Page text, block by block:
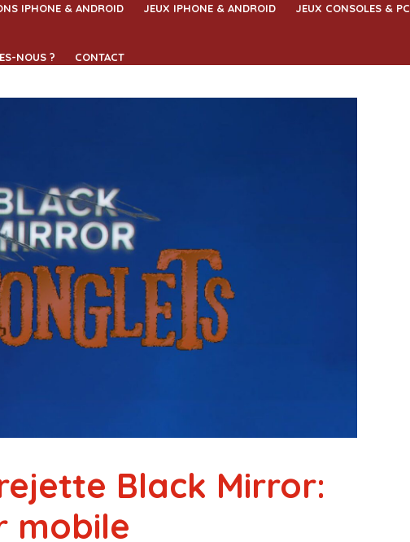
IPHONE & ANDROID JEUX IPHONE & ANDROID JEUX CONSOLES & PC
NOUS ? CONTACT
Black Mirror:
mobile